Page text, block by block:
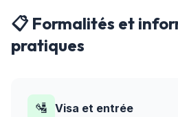
📋 Formalités et
pratiques
🛂 Visa et entrée